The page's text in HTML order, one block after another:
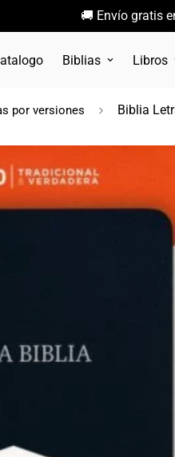
🚚 Envío gratis
Biblias Libros
por versiones Biblia